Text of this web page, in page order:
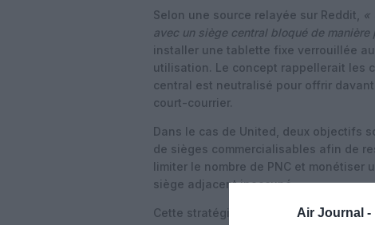
Air Journal -
Selon une source relayée sur Reddit,
«
avec un siège central bloqué de manière
installer une tablette fixe verrouillée
utilisation. Le concept rappellerait les
central est neutralisé pour offrir
court-courrier.
Dans le cas de United, deux objectifs
de sièges commercialisables afin de
limiter le nombre de PNC et monétiser
siège adjacent inoccupé.
Cette stratégie pourrait permettre à